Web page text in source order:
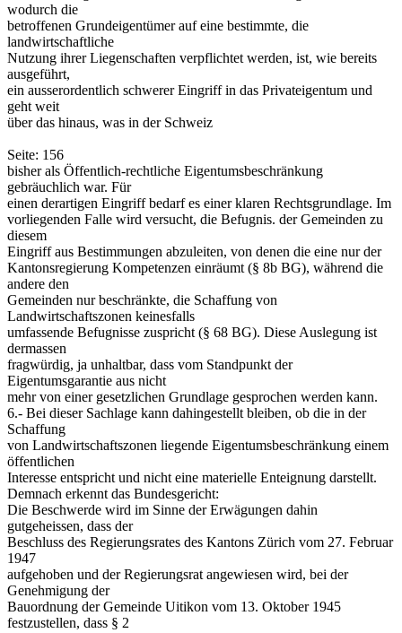
wodurch die
betroffenen Grundeigentümer auf eine bestimmte, die
landwirtschaftliche
Nutzung ihrer Liegenschaften verpflichtet werden, ist, wie bereits
ausgeführt,
ein ausserordentlich schwerer Eingriff in das Privateigentum und
geht weit
über das hinaus, was in der Schweiz
Seite: 156
bisher als Öffentlich-rechtliche Eigentumsbeschränkung
gebräuchlich war. Für
einen derartigen Eingriff bedarf es einer klaren Rechtsgrundlage. Im
vorliegenden Falle wird versucht, die Befugnis. der Gemeinden zu
diesem
Eingriff aus Bestimmungen abzuleiten, von denen die eine nur der
Kantonsregierung Kompetenzen einräumt (§ 8b BG), während die
andere den
Gemeinden nur beschränkte, die Schaffung von
Landwirtschaftszonen keinesfalls
umfassende Befugnisse zuspricht (§ 68 BG). Diese Auslegung ist
dermassen
fragwürdig, ja unhaltbar, dass vom Standpunkt der
Eigentumsgarantie aus nicht
mehr von einer gesetzlichen Grundlage gesprochen werden kann.
6.- Bei dieser Sachlage kann dahingestellt bleiben, ob die in der
Schaffung
von Landwirtschaftszonen liegende Eigentumsbeschränkung einem
öffentlichen
Interesse entspricht und nicht eine materielle Enteignung darstellt.
Demnach erkennt das Bundesgericht:
Die Beschwerde wird im Sinne der Erwägungen dahin
gutgeheissen, dass der
Beschluss des Regierungsrates des Kantons Zürich vom 27. Februar
1947
aufgehoben und der Regierungsrat angewiesen wird, bei der
Genehmigung der
Bauordnung der Gemeinde Uitikon vom 13. Oktober 1945
festzustellen, dass § 2